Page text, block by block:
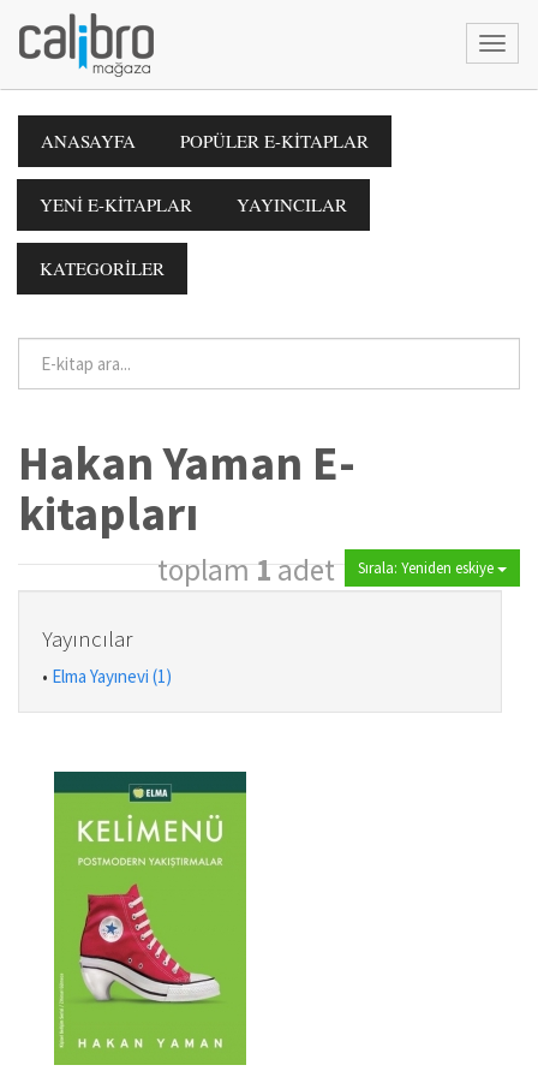
ANASAYFA POPÜLER E-KİTAPLAR
YENİ E-KİTAPLAR YAYINCILAR
KATEGORİLER
Hakan Yaman E-
kitapları
toplam1adet Sırala: Yeniden eskiye
Yayıncılar
• Elma Yayınevi (1)